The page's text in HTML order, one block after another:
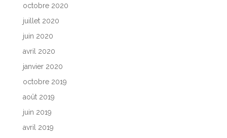
octobre 2020
juillet 2020
juin 2020
avril 2020
janvier 2020
octobre 2019
août 2019
juin 2019
avril 2019